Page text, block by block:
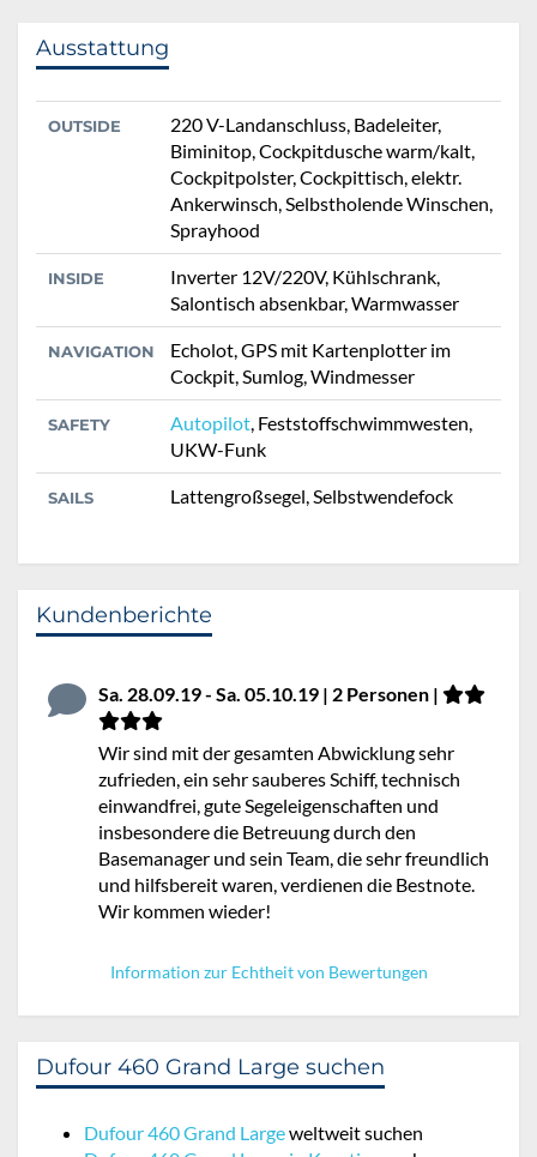
Ausstattung
OUTSIDE
220 V-Landanschluss, Badeleiter,
Biminitop, Cockpitdusche warm/kalt,
Cockpitpolster, Cockpittisch, elektr.
Ankerwinsch, Selbstholende Winschen,
Sprayhood
INSIDE
Inverter 12V/220V, Kühlschrank,
Salontisch absenkbar, Warmwasser
NAVIGATION
Echolot, GPS mit Kartenplotter im
Cockpit, Sumlog, Windmesser
SAFETY Autopilot, Feststoffschwimmwesten,
UKW-Funk
SAILS Lattengroßsegel, Selbstwendefock
Kundenberichte
Sa. 28.09.19 - Sa. 05.10.19 | 2 Personen |
Wir sind mit der gesamten Abwicklung sehr
zufrieden, ein sehr sauberes Schiff, technisch
einwandfrei, gute Segeleigenschaften und
insbesondere die Betreuung durch den
Basemanager und sein Team, die sehr freundlich
und hilfsbereit waren, verdienen die Bestnote.
Wir kommen wieder!
Information zur Echtheit von Bewertungen
Dufour 460 Grand Large suchen
Dufour 460 Grand Largeweltweit suchen